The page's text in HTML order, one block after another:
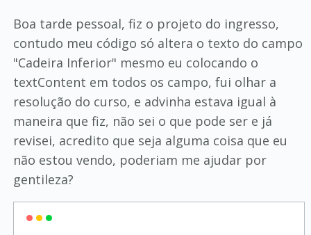
Boa tarde pessoal, fiz o projeto do ingresso,
contudo meu código só altera o texto do campo
"Cadeira Inferior" mesmo eu colocando o
textContent em todos os campo, fui olhar a
resolução do curso, e advinha estava igual à
maneira que fiz, não sei o que pode ser e já
revisei, acredito que seja alguma coisa que eu
não estou vendo, poderiam me ajudar por
gentileza?